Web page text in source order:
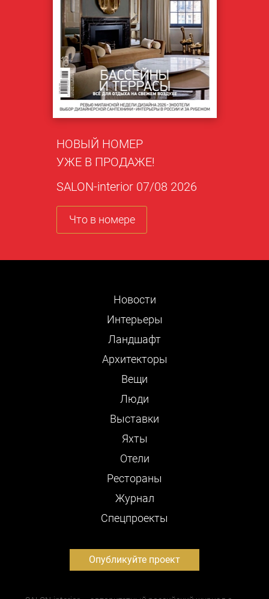
НОВЫЙ НОМЕР
УЖЕ В ПРОДАЖЕ!
SALON-interior 07/08 2026
Что в номере
Новости
Интерьеры
Ландшафт
Архитекторы
Вещи
Люди
Выставки
Яхты
Отели
Рестораны
Журнал
Cпецпроекты
Опубликуйте проект